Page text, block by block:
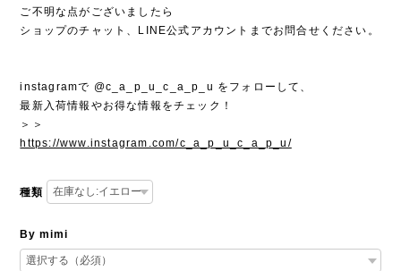
ご不明な点がございましたら
ショップのチャット、LINE公式アカウントまでお問合せください。
instagramで @c_a_p_u_c_a_p_u をフォローして、
最新入荷情報やお得な情報をチェック！
＞＞
https://www.instagram.com/c_a_p_u_c_a_p_u/
種類
By mimi